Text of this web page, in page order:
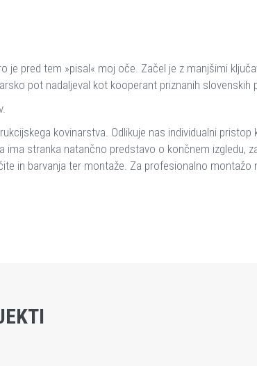
je pred tem »pisal« moj oče. Začel je z manjšimi
pot nadaljeval kot kooperant priznanih slovenskih
kovinarstva. Odlikuje nas individualni pristop
stranka natančno predstavo o končnem izgledu,
in barvanja ter montaže. Za profesionalno montažo